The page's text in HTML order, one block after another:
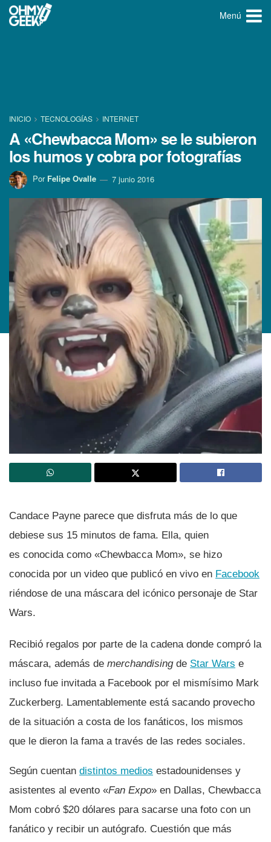
Menú
INICIO TECNOLOGÍ­AS INTERNET
A «Chewbacca Mom» se le subieron
los humos y cobra por fotografí­as
Por Felipe Ovalle 7 junio 2016
Candace Payne parece que disfruta más de lo que
debiese sus 15 minutos de fama. Ella, quien
es conocida como «Chewbacca Mom», se hizo
conocida por un video que publicó en vivo en Facebook
riéndose de una máscara del icónico personaje de Star
Wars.
Recibió regalos por parte de la cadena donde compró la
máscara, además de merchandisingde Star Wars e
incluso fue invitada a Facebook por el mismí­simo Mark
Zuckerberg. Lamentablemente está sacando provecho
de la situación a costa de los fanáticos, los mismos
que le dieron la fama a través de las redes sociales.
Según cuentan distintos medios estadounidenses y
asistentes al evento «Fan Expo» en Dallas, Chewbacca
Mom cobró $20 dólares para sacarse una foto con un
fanático y recibir un autógrafo. Cuestión que más